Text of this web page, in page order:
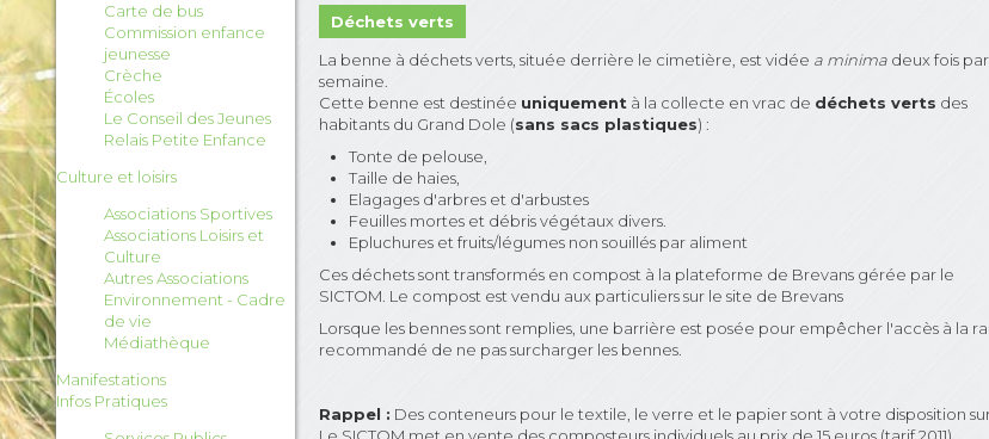
Carte de bus
Commission enfance
jeunesse
Crèche
Écoles
Le Conseil des Jeunes
Relais Petite Enfance
Culture et loisirs
Associations Sportives
Associations Loisirs et
Culture
Autres Associations
Environnement - Cadre
de vie
Médiathèque
Manifestations
Infos Pratiques
Déchets verts
La benne à déchets verts, située derrière le cimetière, est vidée a minima deux fois par
semaine.
Cette benne est destinée uniquement à la collecte en vrac de déchets verts des
habitants du Grand Dole (sans sacs plastiques) :
Tonte de pelouse,
Taille de haies,
Elagages d'arbres et d'arbustes
Feuilles mortes et débris végétaux divers.
Epluchures et fruits/légumes non souillés par aliment
Ces déchets sont transformés en compost à la plateforme de Brevans gérée par le
SICTOM. Le compost est vendu aux particuliers sur le site de Brevans
Lorsque les bennes sont remplies, une barrière est posée pour empêcher l'accès à la
recommandé de ne pas surcharger les bennes.
Rappel : Des conteneurs pour le textile, le verre et le papier sont à votre disposition